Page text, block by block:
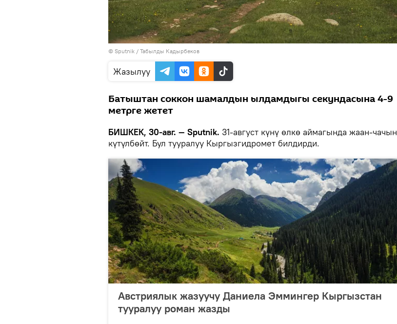
© Sputnik / Табылды Кадырбеков
Жазылуу
Батыштан соккон шамалдын ылдамдыгы секундасына 4-9
метрге жетет
БИШКЕК, 30-авг. — Sputnik. 31-август күнү өлкө аймагында жаан-чачын
күтүлбөйт. Бул тууралуу Кыргызгидромет билдирди.
Австриялык жазуучу Даниела Эммингер Кыргызстан
тууралуу роман жазды